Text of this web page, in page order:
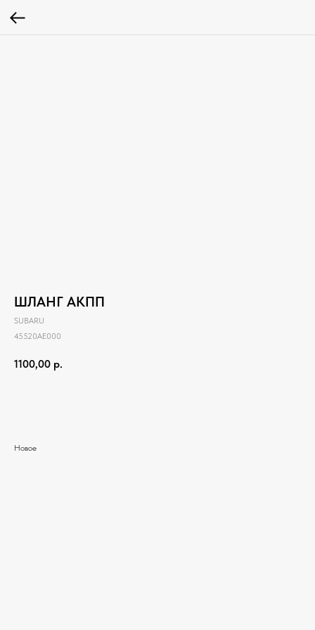
ШЛАНГ АКПП
SUBARU
45520AE000
1100,00 р.
Новое